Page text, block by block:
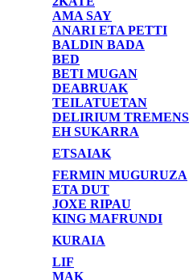
AMA SAY
ANARI ETA PETTI
BALDIN BADA
BED
BETI MUGAN
DEABRUAK
TEILATUETAN
DELIRIUM TREMENS
EH SUKARRA
ETSAIAK
FERMIN MUGURUZA
ETA DUT
JOXE RIPAU
KING MAFRUNDI
KURAIA
LIF
MAK